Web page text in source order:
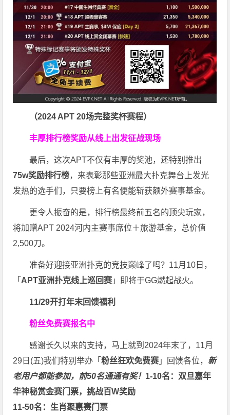
（2024 APT 20场完整奖杯赛程）
丰厚排行榜奖励从线上出发征战现场
最后，这次APT不仅有丰厚的奖池，还特别推出
75w奖励排行榜，来表彰那些亚洲最大扑克舞台上发光
发热的选手们，只要榜上有名便能斩获额外赛事基金。
更令人振奋的是，排行榜最终前五名的顶尖玩家，
将加赠APT 2024河内主赛事席位＋旅游基金，总价值
2,500刀。
准备好迎接亚洲扑克的竞技巅峰了吗？11月10日，
「 APT亚洲扑克线上巡回赛」即将于GG燃起战火。
11/29开打年末回馈福利
粉丝免费赛报名中
感谢长久以来的支持，马上就到2024年末了，11月
29日(五)我们特别举办「粉丝狂欢免费赛」回馈各位， 新
老用户都能参加，前50名通通有奖！ 1-10名：双旦嘉年
华神秘赏金赛门票，挑战百W奖励
11-50名：生肖聚惠赛门票